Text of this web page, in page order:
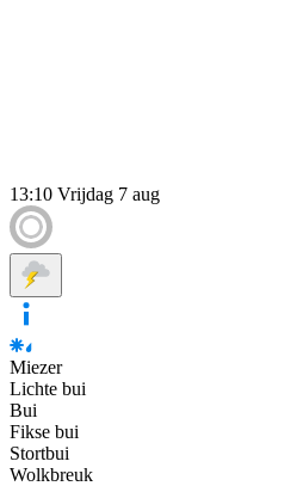
13:10 Vrijdag 7 aug
Miezer
Lichte bui
Bui
Fikse bui
Stortbui
Wolkbreuk